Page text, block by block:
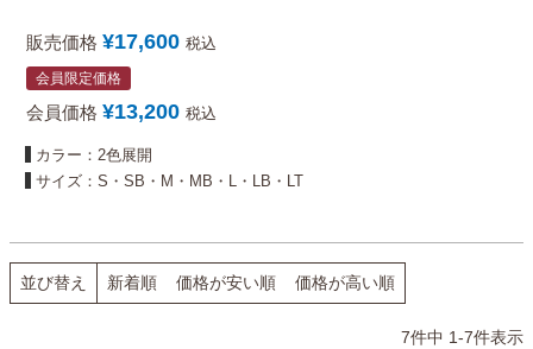
販売価格 ¥17,600 税込
会員限定価格
会員価格 ¥13,200 税込
カラー：2色展開
サイズ：S・SB・M・MB・L・LB・LT
並び替え 新着順 価格が安い順 価格が高い順
7件中 1-7件表示